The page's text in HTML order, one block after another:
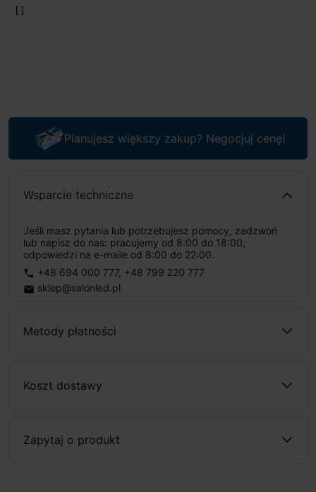
Planujesz większy zakup? Negocjuj cenę!
Wsparcie techniczne
Jeśli masz pytania lub potrzebujesz pomocy, zadzwoń
lub napisz do nas: pracujemy od 8:00 do 18:00,
odpowiedzi na e-maile od 8:00 do 22:00.
phone +48 694 000 777, +48 799 220 777
email sklep@salonled.pl
Metody płatności
Koszt dostawy
Zapytaj o produkt